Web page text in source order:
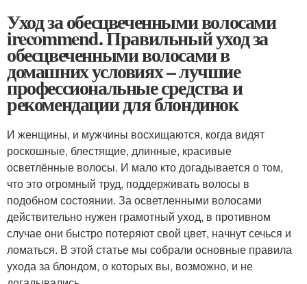
Уход за обесцвеченными волосами
irecommend. Правильный уход за
обесцвеченными волосами в
домашних условиях – лучшие
профессиональные средства и
рекомендации для блондинок
И женщины, и мужчины восхищаются, когда видят
роскошные, блестящие, длинные, красивые
осветлённые волосы. И мало кто догадывается о том,
что это огромный труд, поддерживать волосы в
подобном состоянии. За осветленными волосами
действительно нужен грамотный уход, в противном
случае они быстро потеряют свой цвет, начнут сечься и
ломаться. В этой статье мы собрали основные правила
ухода за блондом, о которых вы, возможно, и не